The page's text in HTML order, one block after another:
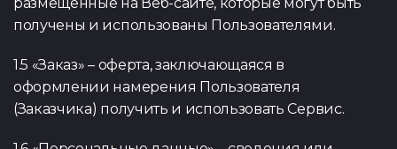
получены и использованы Пользователями.
1.5 «Заказ» – оферта, заключающаяся в
оформлении намерения Пользователя
(Заказчика) получить и использовать Сервис.